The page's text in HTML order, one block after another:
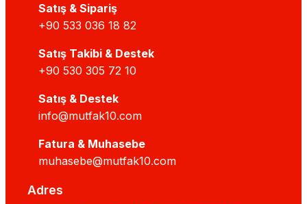
Satış & Sipariş
+90 533 036 18 82
Satış Takibi & Destek
+90 530 305 72 10
Satış & Destek
info@mutfak10.com
Fatura & Muhasebe
muhasebe@mutfak10.com
Adres